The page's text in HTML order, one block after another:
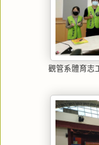
觀管系體育志